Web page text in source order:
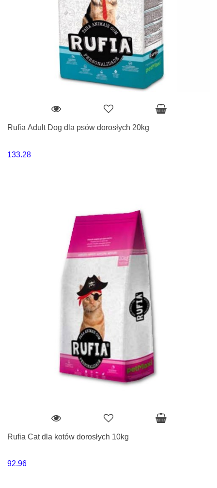
Rufia Adult Dog dla psów dorosłych 20kg
133.28
Rufia Cat dla kotów dorosłych 10kg
92.96